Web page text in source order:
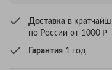
Доставка в
по России от 1000 ₽
Гарантия 1 год